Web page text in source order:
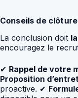
Conseils de
La conclusion doit
encouragez le
✔ Rappel de votre
Proposition
proactive. ✔